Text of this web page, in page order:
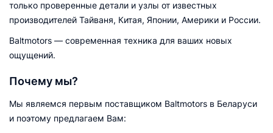
только проверенные детали и узлы от известных
производителей Тайваня, Китая, Японии, Америки и России.
Baltmotors — современная техника для ваших новых
ощущений.
Почему мы?
Мы являемся первым поставщиком Baltmotors в Беларуси
и поэтому предлагаем Вам: